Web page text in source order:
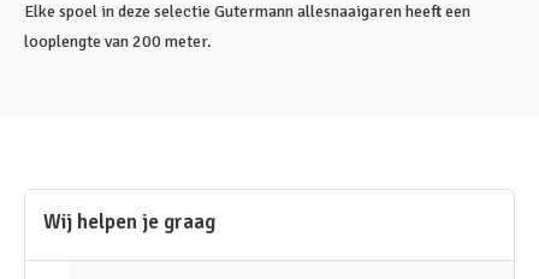
Elke spoel in deze selectie Gutermann allesnaaigaren heeft een
looplengte van 200 meter.
Wij helpen je graag